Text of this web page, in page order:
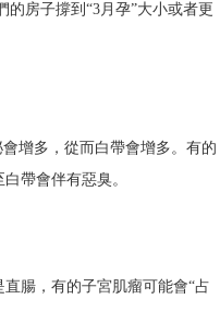
房子撐到“3月孕”大小或者更
增多，從而白帶會增多。有的
帶會伴有惡臭。
腸，有的子宮肌瘤可能會“占